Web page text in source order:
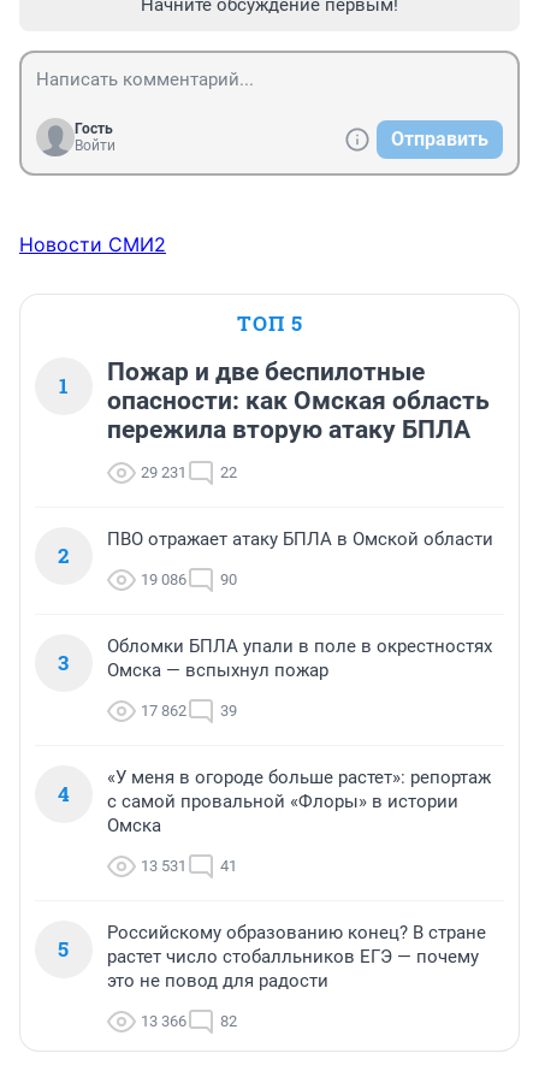
Начните обсуждение первым!
Гость
Войти
Отправить
Новости СМИ2
ТОП 5
1
Пожар и две беспилотные
опасности: как Омская область
пережила вторую атаку БПЛА
29 231 22
2
ПВО отражает атаку БПЛА в Омской области
19 086 90
3
Обломки БПЛА упали в поле в окрестностях
Омска — вспыхнул пожар
17 862 39
4
«У меня в огороде больше растет»: репортаж
с самой провальной «Флоры» в истории
Омска
13 531 41
5
Российскому образованию конец? В стране
растет число стобалльников ЕГЭ — почему
это не повод для радости
13 366 82